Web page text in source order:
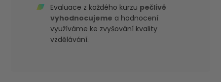
Evaluace z každého kurzu pečlivě
vyhodnocujeme a hodnocení
využíváme ke zvyšování kvality
vzdělávání.